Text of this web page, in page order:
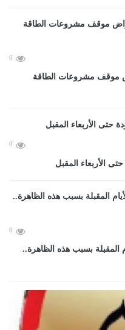
0
موقف مشروعات الطاقة
0
0
بسبب هذه الظاهرة..